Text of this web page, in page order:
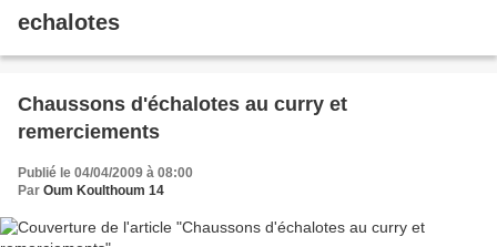
echalotes
Chaussons d'échalotes au curry et
remerciements
Publié le 04/04/2009 à 08:00
Par Oum Koulthoum 14